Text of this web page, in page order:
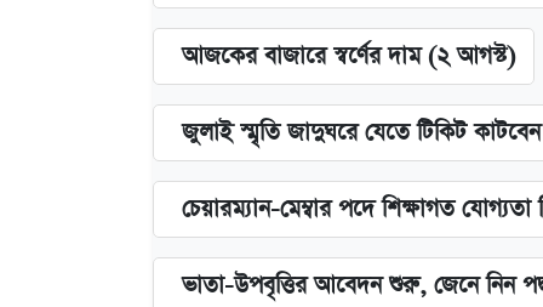
আজকের বাজারে স্বর্ণের দাম (২ আগস্ট)
জুলাই স্মৃতি জাদুঘরে যেতে টিকিট
চেয়ারম্যান-মেম্বার পদে শিক্ষাগত
ভাতা-উপবৃত্তির আবেদন শুরু, জেনে নিন